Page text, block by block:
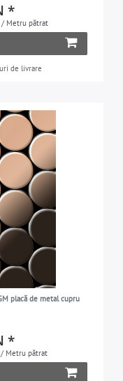
*
/ Metru pătrat
de livrare
placă de metal cupru
*
/ Metru pătrat